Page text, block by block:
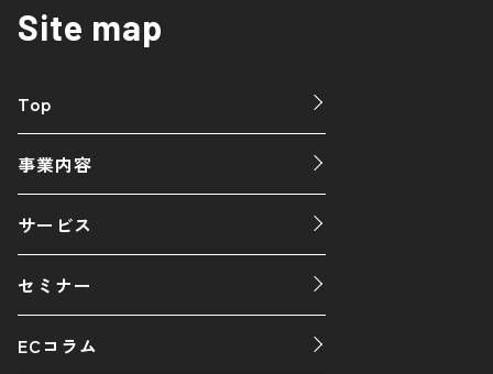
Site map
Top
事業内容
サービス
セミナー
ECコラム